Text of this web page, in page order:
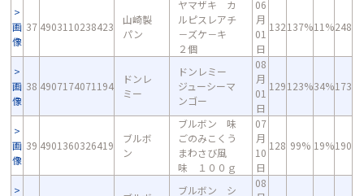
画
像
37 4903110238423
山崎製
パン
ヤマザキ カ
ルピスレアチ
－ズケ－キ
２個
06
月
01
日
132137%11%248
画
像
38 4907174071194
ドンレ
ミー
ドンレミー
ジューシーマ
ンゴー
08
月
01
日
129123%34%173
画
像
39 4901360326419
ブルボ
ン
ブルボン 味
ごのみこくう
まわさび風
味 １００ｇ
07
月
10
日
128 99% 19%190
ブルボン シ
08